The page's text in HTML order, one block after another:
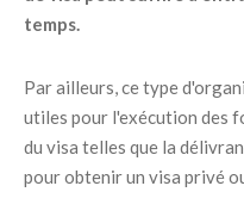
temps.
Par ailleurs, ce type
utiles pour l'exécution des
du visa telles que la
pour obtenir un visa privé